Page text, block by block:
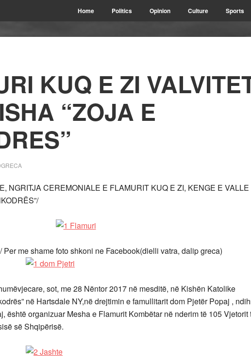
Home Politics Opinion Culture Sports
KUQ E ZI
“ZOJA E
NGRITJA CEREMONIALE E FLAMURIT KUQ E ZI, KENGE E VALLE
Per me shame foto shkoni ne Facebook(dielli vatra, dalip greca)
sot, me 28 Nëntor 2017 në mesditë, në Kishën Katolike
në Hartsdale NY,në drejtimin e famullitarit dom Pjetër Popaj ,
është organizuar Mesha e Flamurit Kombëtar në nderim të 105 Vjetorit
së Shqipërisë.